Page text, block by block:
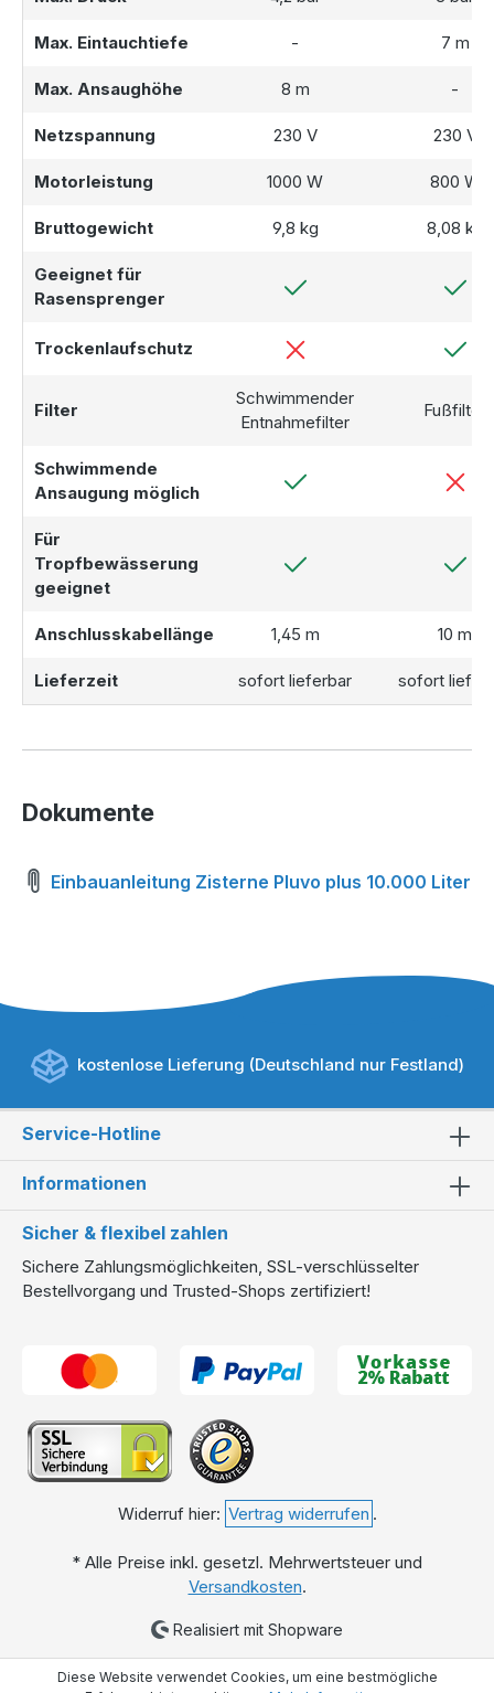
Max. Eintauchtiefe - 7 m
Max. Ansaughöhe 8 m -
Netzspannung 230 V 230 V
Motorleistung 1000 W 800 W
Bruttogewicht 9,8 kg 8,08 kg
Geeignet für
Rasensprenger
Trockenlaufschutz
Filter
Schwimmender
Entnahmefilter
Fußfilter
Schwimmende
Ansaugung möglich
Für
Tropfbewässerung
geeignet
Anschlusskabellänge 1,45 m 10 m
Lieferzeit sofort lieferbar sofort
Dokumente
Einbauanleitung Zisterne Pluvo plus 10.000 Liter
kostenlose Lieferung (Deutschland nur Festland)
Service-Hotline
Informationen
Sicher & flexibel zahlen
Sichere Zahlungsmöglichkeiten, SSL-verschlüsselter
Bestellvorgang und Trusted-Shops zertifiziert!
Widerruf hier: Vertrag widerrufen .
* Alle Preise inkl. gesetzl. Mehrwertsteuer und
Versandkosten.
Realisiert mit Shopware
Diese Website verwendet Cookies, um eine bestmögliche